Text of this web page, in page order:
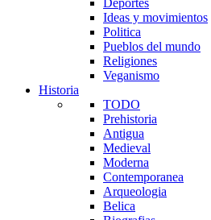
Ideas y movimientos
Politica
Pueblos del mundo
Religiones
Veganismo
Historia
TODO
Prehistoria
Antigua
Medieval
Moderna
Contemporanea
Arqueologia
Belica